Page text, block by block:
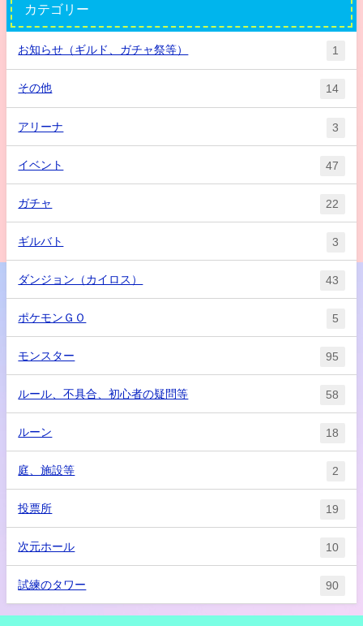
カテゴリー
お知らせ（ギルド、ガチャ祭等） 1
その他 14
アリーナ 3
イベント 47
ガチャ 22
ギルバト 3
ダンジョン（カイロス） 43
ポケモンＧＯ 5
モンスター 95
ルール、不具合、初心者の疑問等 58
ルーン 18
庭、施設等 2
投票所 19
次元ホール 10
試練のタワー 90